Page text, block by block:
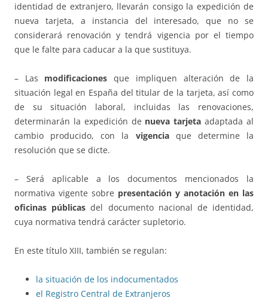
identidad de extranjero, llevarán consigo la expedición de
nueva tarjeta, a instancia del interesado, que no se
considerará renovación y tendrá vigencia por el tiempo
que le falte para caducar a la que sustituya.
– Las modificaciones que impliquen alteración de la
situación legal en España del titular de la tarjeta, así como
de su situación laboral, incluidas las renovaciones,
determinarán la expedición de nueva tarjeta adaptada al
cambio producido, con la vigenciaque determine la
resolución que se dicte.
– Será aplicable a los documentos mencionados la
normativa vigente sobre presentación y anotación en las
oficinas públicas del documento nacional de identidad,
cuya normativa tendrá carácter supletorio.
En este título XIII, también se regulan:
la situación de los indocumentados
el Registro Central de Extranjeros